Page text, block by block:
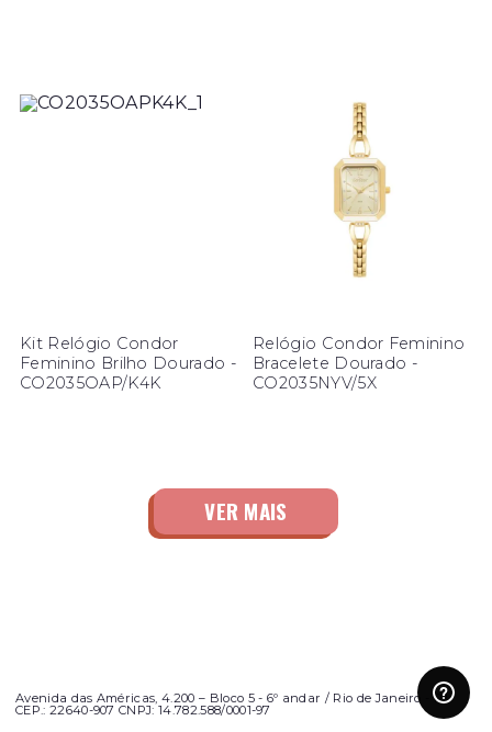
Kit Relógio Condor
Feminino Brilho Dourado -
CO2035OAP/K4K
Relógio Condor Feminino
Bracelete Dourado -
CO2035NYV/5X
Avenida das Américas, 4.200 – Bloco 5 - 6º andar / Rio de Janeiro - RJ
CEP.: 22640-907 CNPJ: 14.782.588/0001-97